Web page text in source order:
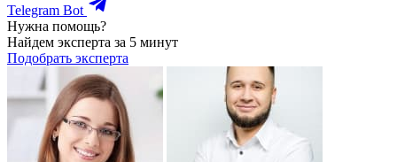
Telegram Bot
Нужна помощь?
Найдем эксперта за 5 минут
Подобрать эксперта